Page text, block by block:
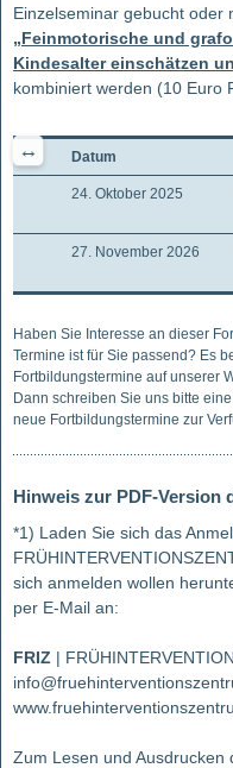
Einzelseminar gebucht oder
„Feinmotorische und
Kindesalter einschätzen
kombiniert werden (10 Euro
Datum
24. Oktober 2025
27. November 2026
Haben Sie Interesse an dieser
Termine ist für Sie passend? Es
Fortbildungstermine auf unserer
Dann schreiben Sie uns bitte
neue Fortbildungstermine zur
Hinweis zur PDF-Version
*1) Laden Sie sich das
sich anmelden wollen
per E-Mail an:
FRIZ |
Zum Lesen und Ausdrucken